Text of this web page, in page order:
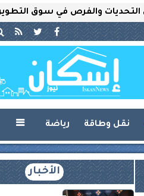
في سوق التطوير العقاري
نقل وطاقة رياضة 
الأخبار